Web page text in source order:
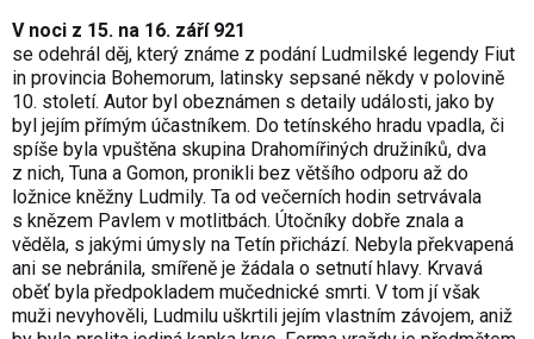
V noci z 15. na 16. září 921
se odehrál děj, který známe z podání Ludmilské legendy Fiut
in provincia Bohemorum, latinsky sepsané někdy v polovině
10. století. Autor byl obeznámen s detaily události, jako by
byl jejím přímým účastníkem. Do tetínského hradu vpadla, či
spíše byla vpuštěna skupina Drahomířiných družiníků, dva
z nich, Tuna a Gomon, pronikli bez většího odporu až do
ložnice kněžny Ludmily. Ta od večerních hodin setrvávala
s knězem Pavlem v motlitbách. Útočníky dobře znala a
věděla, s jakými úmysly na Tetín přichází. Nebyla překvapená
ani se nebránila, smířeně je žádala o setnutí hlavy. Krvavá
oběť byla předpokladem mučednické smrti. V tom jí však
muži nevyhověli, Ludmilu uškrtili jejím vlastním závojem, aniž